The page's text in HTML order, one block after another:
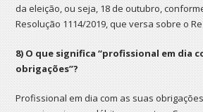
da eleição, ou seja, 18 de outubro,
Resolução 1114/2019, que versa sobre o
8) O que significa “profissional em dia
obrigações”?
Profissional em dia com as suas